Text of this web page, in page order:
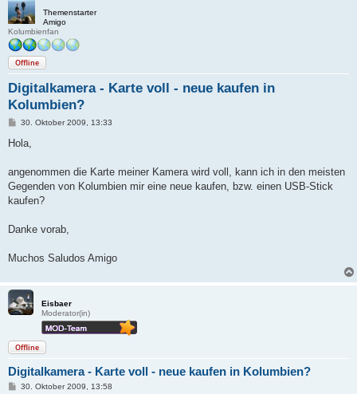
Themenstarter
Amigo
Kolumbienfan
Offline
Digitalkamera - Karte voll - neue kaufen in
Kolumbien?
B
i
a
g
30. Oktober 2009, 13:33
Hola,
angenommen die Karte meiner Kamera wird voll, kann ich in den meisten
Gegenden von Kolumbien mir eine neue kaufen, bzw. einen USB-Stick
kaufen?
Danke vorab,
Muchos Saludos Amigo
Eisbaer
Moderator(in)
Offline
Digitalkamera - Karte voll - neue kaufen in Kolumbien?
B30. Oktober 2009, 13:58